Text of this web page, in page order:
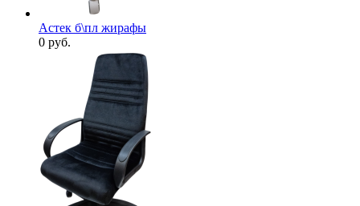
Астек б\пл жирафы
0 руб.